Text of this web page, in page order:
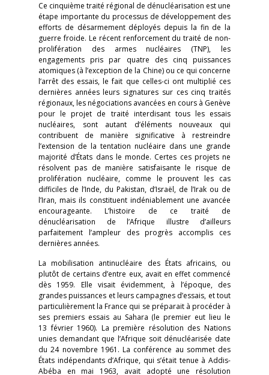
Ce cinquième traité régional de dénucléarisation est une
étape importante du processus de développement des
efforts de désarmement déployés depuis la fin de la
guerre froide. Le récent renforcement du traité de non-
prolifération des armes nucléaires (TNP), les
engagements pris par quatre des cinq puissances
atomiques (à l’exception de la Chine) ou ce qui concerne
l’arrêt des essais, le fait que celles-ci ont multiplié ces
dernières années leurs signatures sur ces cinq traités
régionaux, les négociations avancées en cours à Genève
pour le projet de traité interdisant tous les essais
nucléaires, sont autant d’éléments nouveaux qui
contribuent de manière significative à restreindre
l’extension de la tentation nucléaire dans une grande
majorité d’États dans le monde. Certes ces projets ne
résolvent pas de manière satisfaisante le risque de
prolifération nucléaire, comme le prouvent les cas
difficiles de l’Inde, du Pakistan, d’Israël, de l’Irak ou de
l’Iran, mais ils constituent indéniablement une avancée
encourageante. L’histoire de ce traité de
dénucléarisation de l’Afrique illustre d’ailleurs
parfaitement l’ampleur des progrès accomplis ces
dernières années.
La mobilisation antinucléaire des États africains, ou
plutôt de certains d’entre eux, avait en effet commencé
dès 1959. Elle visait évidemment, à l’époque, des
grandes puissances et leurs campagnes d’essais, et tout
particulièrement la France qui se préparait à procéder à
ses premiers essais au Sahara (le premier eut lieu le
13 février 1960). La première résolution des Nations
unies demandant que l’Afrique soit dénucléarisée date
du 24 novembre 1961. La conférence au sommet des
États indépendants d’Afrique, qui s’était tenue à Addis-
Abéba en mai 1963, avait adopté une résolution